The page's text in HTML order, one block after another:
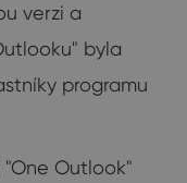
verzi a
byla
programu
Outlook"